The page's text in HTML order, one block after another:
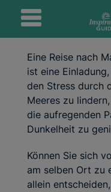
Eine Reise nach
ist eine
den Stress durch
Meeres zu
die aufregenden
Dunkelheit zu
Können Sie sich
am selben Ort zu
allein